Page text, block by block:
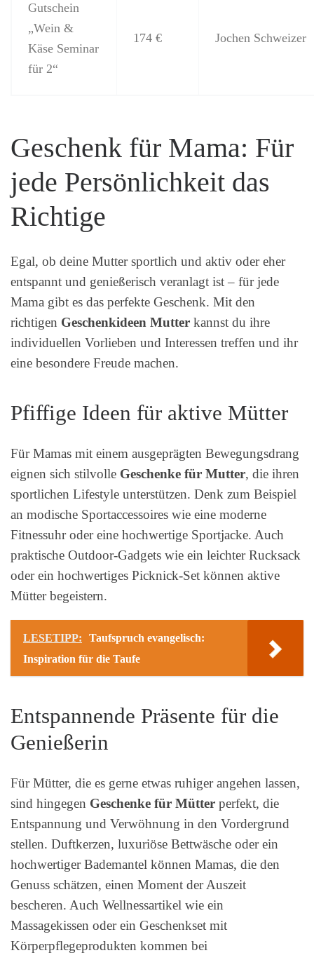
Gutschein
„Wein &
Käse Seminar
für 2“
174 € Jochen Schweizer
Geschenk für Mama: Für
jede Persönlichkeit das
Richtige
Egal, ob deine Mutter sportlich und aktiv oder eher
entspannt und genießerisch veranlagt ist – für jede
Mama gibt es das perfekte Geschenk. Mit den
richtigen Geschenkideen Mutter kannst du ihre
individuellen Vorlieben und Interessen treffen und ihr
eine besondere Freude machen.
Pfiffige Ideen für aktive Mütter
Für Mamas mit einem ausgeprägten Bewegungsdrang
eignen sich stilvolle Geschenke für Mutter, die ihren
sportlichen Lifestyle unterstützen. Denk zum Beispiel
an modische Sportaccessoires wie eine moderne
Fitnessuhr oder eine hochwertige Sportjacke. Auch
praktische Outdoor-Gadgets wie ein leichter Rucksack
oder ein hochwertiges Picknick-Set können aktive
Mütter begeistern.
LESETIPP:
Taufspruch evangelisch:
Inspiration für die Taufe
Entspannende Präsente für die
Genießerin
Für Mütter, die es gerne etwas ruhiger angehen lassen,
sind hingegen Geschenke für Mütter perfekt, die
Entspannung und Verwöhnung in den Vordergrund
stellen. Duftkerzen, luxuriöse Bettwäsche oder ein
hochwertiger Bademantel können Mamas, die den
Genuss schätzen, einen Moment der Auszeit
bescheren. Auch Wellnessartikel wie ein
Massagekissen oder ein Geschenkset mit
Körperpflegeprodukten kommen bei